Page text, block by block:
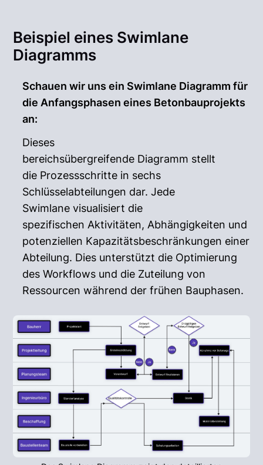
Beispiel eines Swimlane
Diagramms
Schauen wir uns ein Swimlane Diagramm für
die Anfangsphasen eines Betonbauprojekts
an:
Dieses
bereichsübergreifende Diagramm stellt
die Prozessschritte in sechs
Schlüsselabteilungen dar. Jede
Swimlane visualisiert die
spezifischen Aktivitäten, Abhängigkeiten und
potenziellen Kapazitätsbeschränkungen einer
Abteilung. Dies unterstützt die Optimierung
des Workflows und die Zuteilung von
Ressourcen während der frühen Bauphasen.